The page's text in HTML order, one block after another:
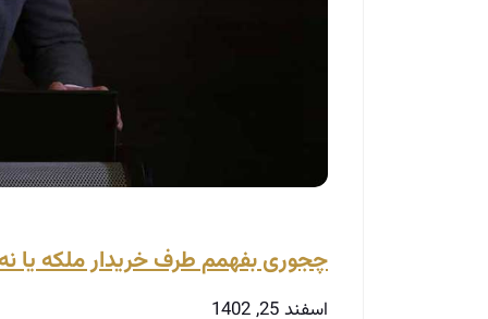
چجوری بفهمم طرف خریدار ملکه یا
اسفند 25, 1402